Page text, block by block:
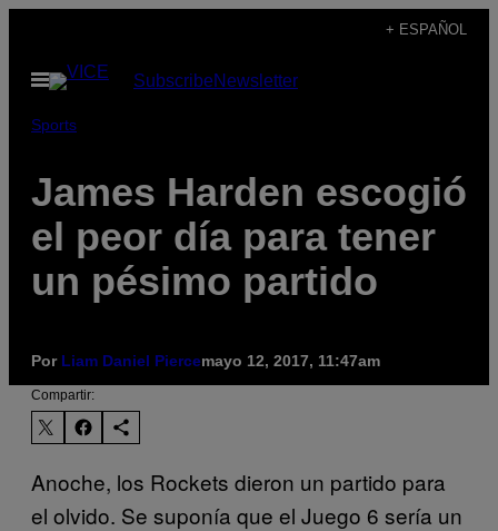
contenido
+ ESPAÑOL
Abrir
Menú
SubscribeNewsletter
Sports
James Harden escogió
el peor día para tener
un pésimo partido
Por Liam Daniel Piercemayo 12, 2017, 11:47am
Compartir:
Anoche, los Rockets dieron un partido para
el olvido. Se suponía que el Juego 6 sería un